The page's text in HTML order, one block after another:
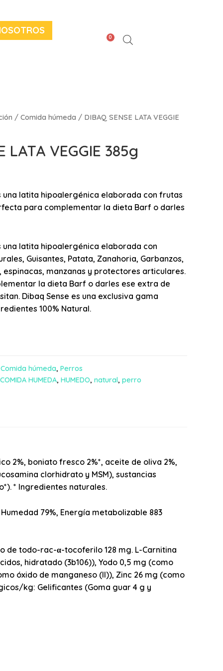
0
/ Comida húmeda / DIBAQ SENSE LATA VEGGIE
LATA VEGGIE 385g
una latita hipoalergénica elaborada con frutas
para complementar la dieta Barf o darles
una latita hipoalergénica elaborada con
Guisantes, Patata, Zanahoria, Garbanzos,
espinacas, manzanas y protectores articulares.
la dieta Barf o darles ese extra de
Dibaq Sense es una exclusiva gama
100% Natural.
Comida húmeda, Perros
COMIDA HUMEDA, HUMEDO, natural, perro
2%, boniato fresco 2%*, aceite de oliva 2%,
clorhidrato y MSM), sustancias
* Ingredientes naturales.
79%, Energía metabolizable 883
de todo-rac-α-tocoferilo 128 mg. L-Carnitina
hidratado (3b106)), Yodo 0,5 mg (como
óxido de manganeso (II)), Zinc 26 mg (como
kg: Gelificantes (Goma guar 4 g y